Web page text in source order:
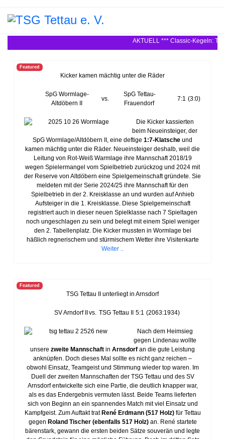
AKTUELL *** Classic-Kegeln:
Featured
Kicker kamen mächtig unter die Räder
SpG Wormlage-
Altdöbern II
vs.
SpG Tettau-
Frauendorf
7:1 (3:0)
Die Kicker kassierten
beim Neueinsteiger, der
SpG Wormlage/Altdöbern II, eine deftige 1:7-Klatsche und
kamen mächtig unter die Räder. Neueinsteiger deshalb, weil die
Leitung von Rot-Weiß Warmlage ihre Mannschaft 2018/19
wegen Spielermangel vom Spielbetrieb zurückzog und 2024 mit
der Reserve von Altdöbern eine Spielgemeinschaft gründete. Sie
meldeten mit der Serie 2024/25 ihre Mannschaft für den
Spielbetrieb in der 2. Kreisklasse an und wurden auf Anhieb
Aufsteiger in die 1. Kreisklasse. Diese Spielgemeinschaft
registriert auch in dieser neuen Spielklasse nach 7 Spieltagen
noch ungeschlagen zu sein und belegt mit einem Spiel weniger
den 2. Tabellenplatz. Die Kicker mussten in Wormlage bei
häßlich regnerischem und stürmischem Wetter ihre Visitenkarte
Weiter ..
Featured
TSG Tettau II unterliegt in Arnsdorf
SV Arndorf II vs. TSG Tettau II 5:1 (2063:1934)
Nach dem Heimsieg
gegen Lindenau wollte
unsere zweite Mannschaft in Arnsdorf an die gute Leistung
anknüpfen. Doch dieses Mal sollte es nicht ganz reichen –
obwohl Einsatz, Teamgeist und Stimmung wieder top waren. Im
Duell der zweiten Mannschaften der TSG Tettau und des SV
Arnsdorf entwickelte sich eine Partie, die deutlich knapper war,
als es das Endergebnis vermuten lässt. Beide Teams lieferten
sich von Beginn an ein spannendes Match mit viel Einsatz und
Kampfgeist. Zum Auftakt trat René Erdmann (517 Holz)für Tettau
gegen Roland Tischer (ebenfalls 517 Holz)an. René startete
bärenstark, gewann die ersten beiden Sätze souverän und legte